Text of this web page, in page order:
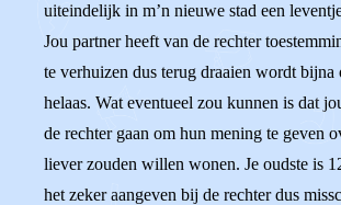
uiteindelijk in m’n nieuwe stad een
Jou partner heeft van de rechter
te verhuizen dus terug draaien wordt
helaas. Wat eventueel zou kunnen is dat
de rechter gaan om hun mening te geven
liever zouden willen wonen. Je oudste is
het zeker aangeven bij de rechter dus